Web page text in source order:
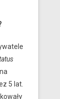
5 lat.